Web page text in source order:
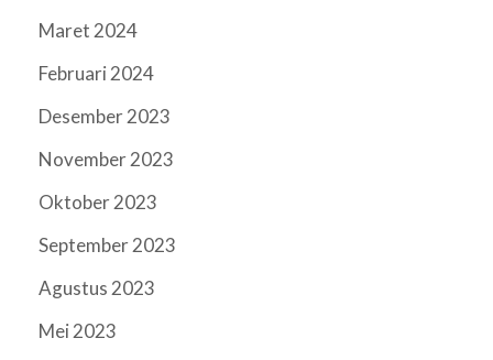
Maret 2024
Februari 2024
Desember 2023
November 2023
Oktober 2023
September 2023
Agustus 2023
Mei 2023